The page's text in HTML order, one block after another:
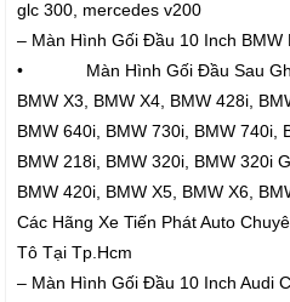
glc 300, mercedes v200
– Màn Hình Gối Đầu 10 Inch BMW
• Màn Hình Gối Đầu Sau Ghế
BMW X3, BMW X4, BMW 428i,
BMW 640i, BMW 730i, BMW 740i,
BMW 218i, BMW 320i, BMW 320i
BMW 420i, BMW X5, BMW X6,
Các Hãng Xe Tiến Phát Auto
Tô Tại Tp.Hcm
– Màn Hình Gối Đầu 10 Inch Audi